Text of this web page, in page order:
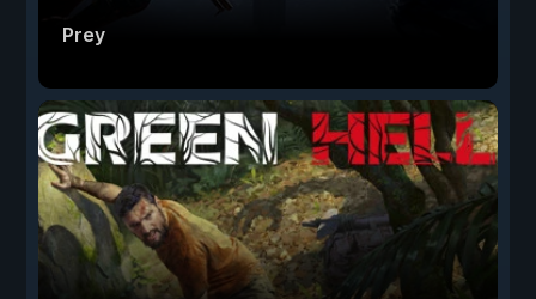
Prey